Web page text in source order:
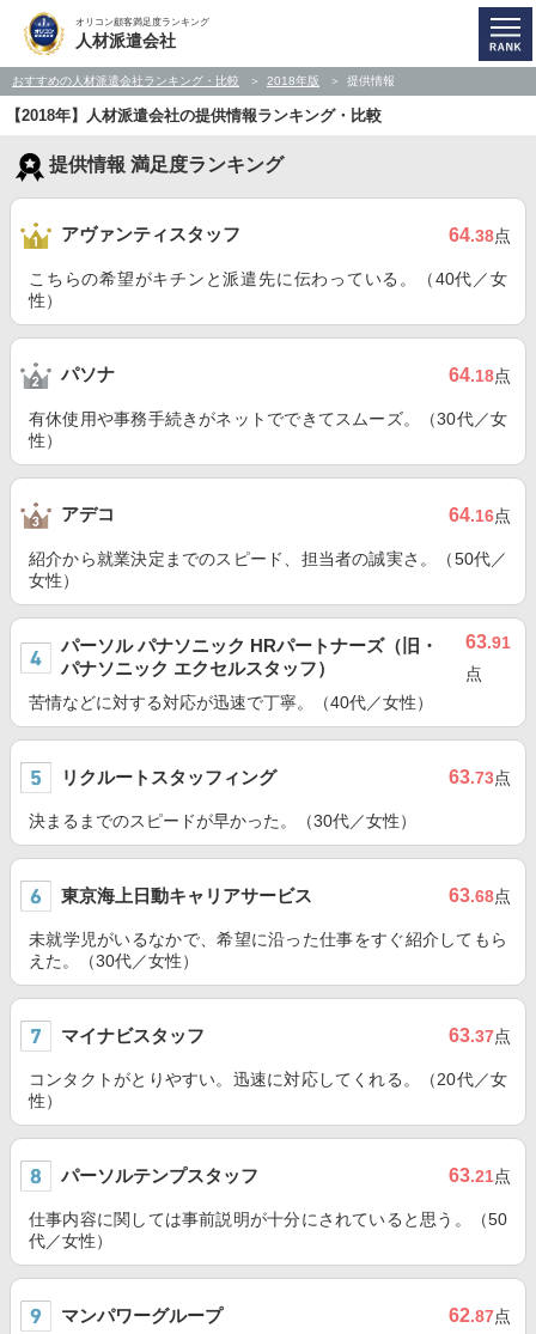
オリコン顧客満足度ランキング
人材派遣会社
おすすめの人材派遣会社ランキング・比較 2018年版 提供情報
【2018年】人材派遣会社の提供情報ランキング・比較
提供情報 満足度ランキング
アヴァンティスタッフ 64.38点
こちらの希望がキチンと派遣先に伝わっている。（40代／女
性）
パソナ 64.18点
有休使用や事務手続きがネットでできてスムーズ。（30代／女
性）
アデコ 64.16点
紹介から就業決定までのスピード、担当者の誠実さ。（50代／
女性）
パーソル パナソニック HRパートナーズ（旧・
パナソニック エクセルスタッフ）
63.91
点
苦情などに対する対応が迅速で丁寧。（40代／女性）
リクルートスタッフィング 63.73点
決まるまでのスピードが早かった。（30代／女性）
東京海上日動キャリアサービス 63.68点
未就学児がいるなかで、希望に沿った仕事をすぐ紹介してもら
えた。（30代／女性）
マイナビスタッフ 63.37点
コンタクトがとりやすい。迅速に対応してくれる。（20代／女
性）
パーソルテンプスタッフ 63.21点
仕事内容に関しては事前説明が十分にされていると思う。（50
代／女性）
マンパワーグループ 62.87点